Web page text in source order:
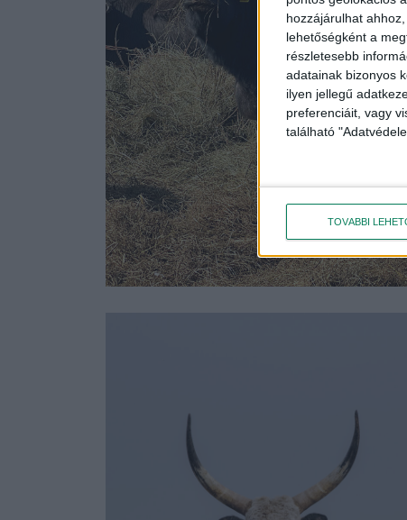
hozzájárulhat
lehetőségként a
részletesebb
adatainak bizonyos
ilyen jellegű
preferenciáit, vagy
található
TOVÁBBI